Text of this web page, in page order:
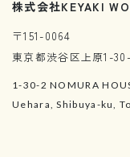
株式会社KEYAKI
〒151-0064
東京都渋谷区上原1-
1-30-2 NOMURA
Uehara, Shibuya-ku,